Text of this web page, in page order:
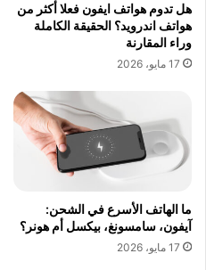
هل تدوم هواتف ايفون فعلا أكثر من
هواتف اندرويد؟ الحقيقة الكاملة
وراء المقارنة
17 مايو، 2026
ما الهاتف الأسرع في الشحن:
آيفون، سامسونغ، بيكسل أم هونر؟
17 مايو، 2026